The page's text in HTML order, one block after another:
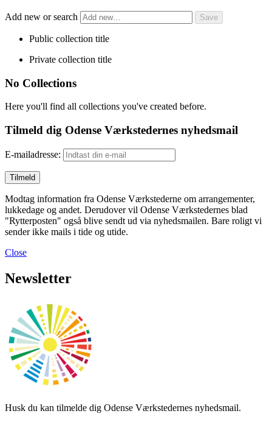
Add new or search
Public collection title
Private collection title
No Collections
Here you'll find all collections you've created before.
Tilmeld dig Odense Værkstedernes nyhedsmail
E-mailadresse:
Modtag information fra Odense Værkstederne om arrangementer,
lukkedage og andet. Derudover vil Odense Værkstedernes blad
"Rytterposten" også blive sendt ud via nyhedsmailen. Bare roligt vi
sender ikke mails i tide og utide.
Close
Newsletter
Husk du kan tilmelde dig Odense Værkstedernes nyhedsmail.